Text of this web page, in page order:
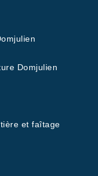
Domjulien
et faîtage